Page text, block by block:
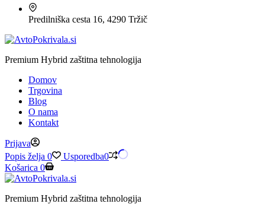
Predilniška cesta 16, 4290 Tržič
Premium Hybrid zaštitna tehnologija
Domov
Trgovina
Blog
O nama
Kontakt
Prijava
Popis želja 0 Usporedba0
Košarica 0
Premium Hybrid zaštitna tehnologija